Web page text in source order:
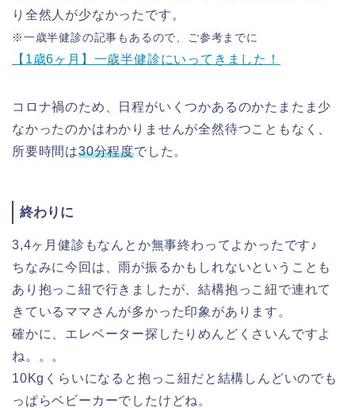
り全然人が少なかったです。
※一歳半健診の記事もあるので、ご参考までに
【1歳6ヶ月】一歳半健診にいってきました！
コロナ禍のため、日程がいくつかあるのかたまたま少
なかったのかはわかりませんが全然待つこともなく、
所要時間は30分程度でした。
終わりに
3,4ヶ月健診もなんとか無事終わってよかったです♪
ちなみに今回は、雨が振るかもしれないということも
あり抱っこ紐で行きましたが、結構抱っこ紐で連れて
きているママさんが多かった印象があります。
確かに、エレベーター探したりめんどくさいんですよ
ね。。。
10Kgくらいになると抱っこ紐だと結構しんどいのでも
っぱらベビーカーでしたけどね。